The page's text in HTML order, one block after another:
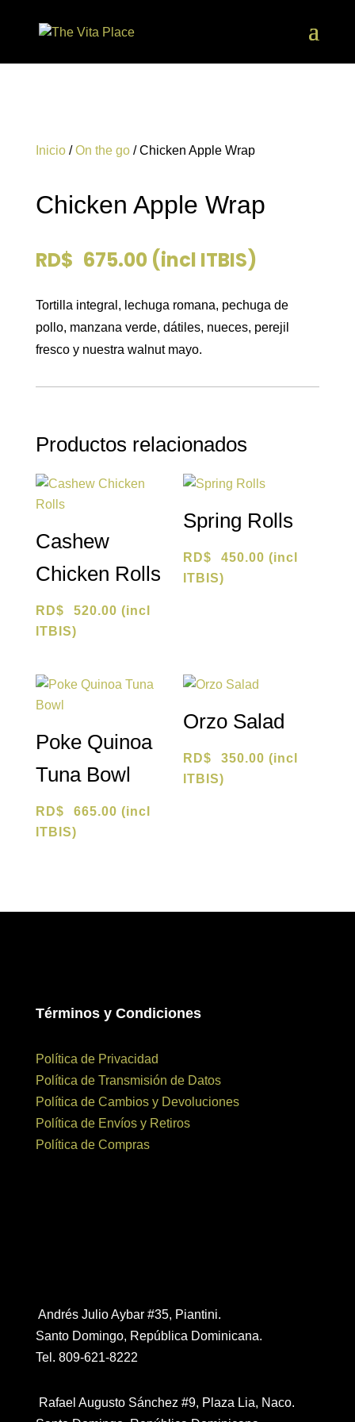
Inicio/On the go/ Chicken Apple Wrap
Chicken Apple Wrap
RD$ 675.00 (incl ITBIS)
Tortilla integral, lechuga romana, pechuga de
pollo, manzana verde, dátiles, nueces, perejil
fresco y nuestra walnut mayo.
Productos relacionados
Cashew
Chicken Rolls
RD$ 520.00 (incl
ITBIS)
Spring Rolls
RD$ 450.00 (incl
ITBIS)
Poke Quinoa
Tuna Bowl
RD$ 665.00 (incl
ITBIS)
Orzo Salad
RD$ 350.00 (incl
ITBIS)
Términos y Condiciones
Política de Privacidad
Política de Transmisión de Datos
Política de Cambios y Devoluciones
Política de Envíos y Retiros
Política de Compras
Andrés Julio Aybar #35, Piantini.
Santo Domingo, República Dominicana.
Tel. 809-621-8222
Rafael Augusto Sánchez #9, Plaza Lia, Naco.